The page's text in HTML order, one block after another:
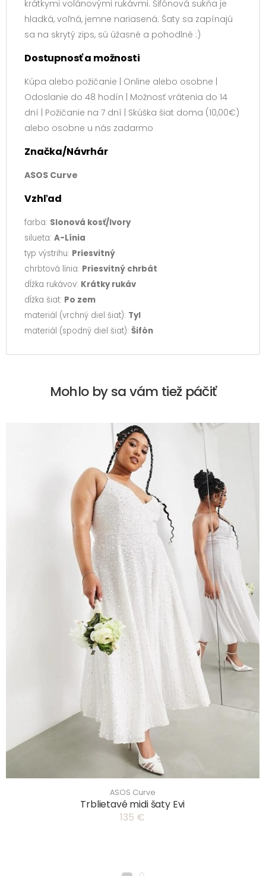
krátkymi volánovými rukávmi. Šifónová sukňa je
hladká, voľná, jemne nariasená. Šaty sa zapínajú
sa na skrytý zips, sú úžasné a pohodlné :)
Dostupnosť a možnosti
Kúpa alebo požičanie | Online alebo osobne |
Odoslanie do 48 hodín | Možnosť vrátenia do 14
dní | Požičanie na 7 dní | Skúška šiat doma (10,00€)
alebo osobne u nás zadarmo
Značka/Návrhár
ASOS Curve
Vzhľad
farba: Slonová kosť/Ivory
silueta: A-Línia
typ výstrihu: Priesvitný
chrbtová línia: Priesvitný chrbát
dĺžka rukávov: Krátky rukáv
dĺžka šiat: Po zem
materiál (vrchný diel šiat): Tyl
materiál (spodný diel šiat): Šifón
Mohlo by sa vám tiež páčiť
ASOS Curve
Trblietavé midi šaty Evi
135 €